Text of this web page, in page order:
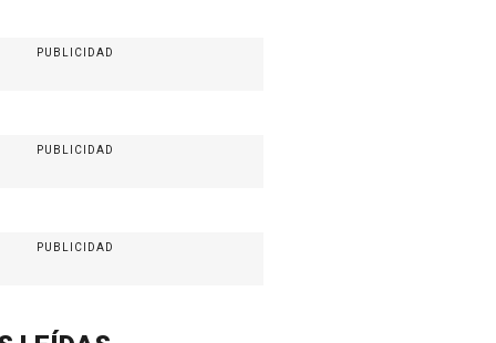
PUBLICIDAD
PUBLICIDAD
PUBLICIDAD